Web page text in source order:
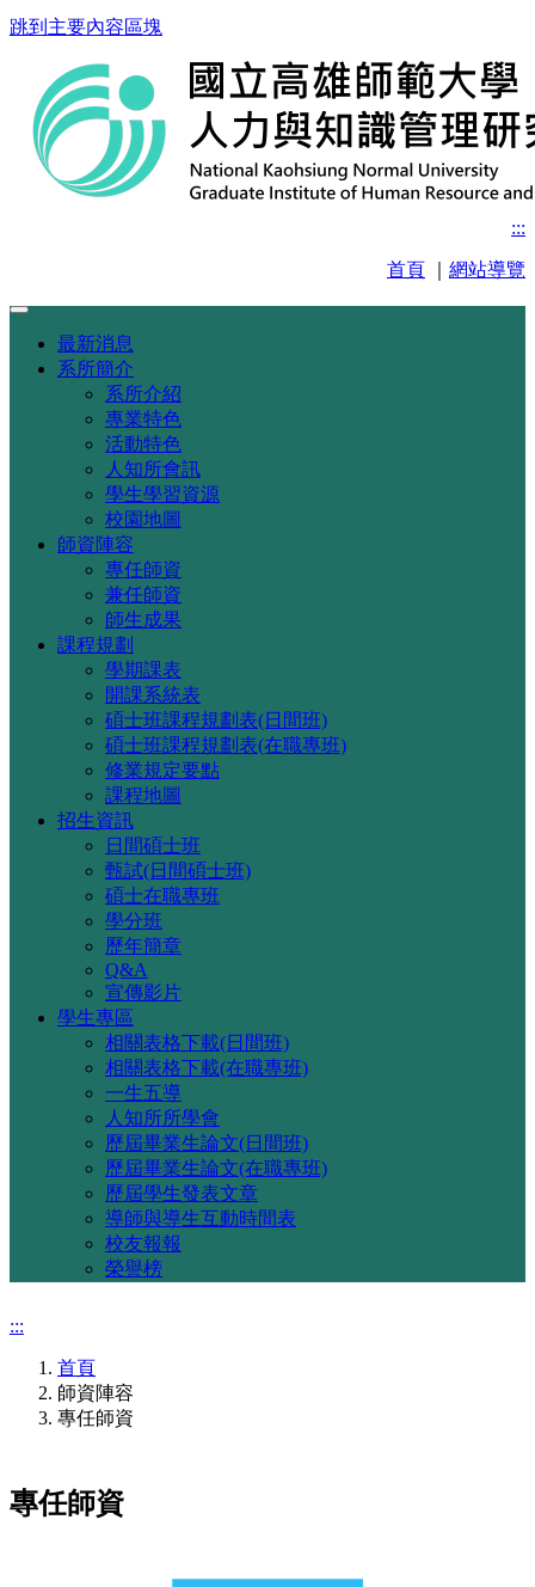
跳到主要內容區塊
:::
首頁 網站導覽
最新消息
系所簡介
系所介紹
專業特色
活動特色
人知所會訊
學生學習資源
校園地圖
師資陣容
專任師資
兼任師資
師生成果
課程規劃
學期課表
開課系統表
碩士班課程規劃表(日間班)
碩士班課程規劃表(在職專班)
修業規定要點
課程地圖
招生資訊
日間碩士班
甄試(日間碩士班)
碩士在職專班
學分班
歷年簡章
Q&A
宣傳影片
學生專區
相關表格下載(日間班)
相關表格下載(在職專班)
一生五導
人知所所學會
歷屆畢業生論文(日間班)
歷屆畢業生論文(在職專班)
歷屆學生發表文章
導師與導生互動時間表
校友報報
榮譽榜
:::
首頁
師資陣容
專任師資
專任師資